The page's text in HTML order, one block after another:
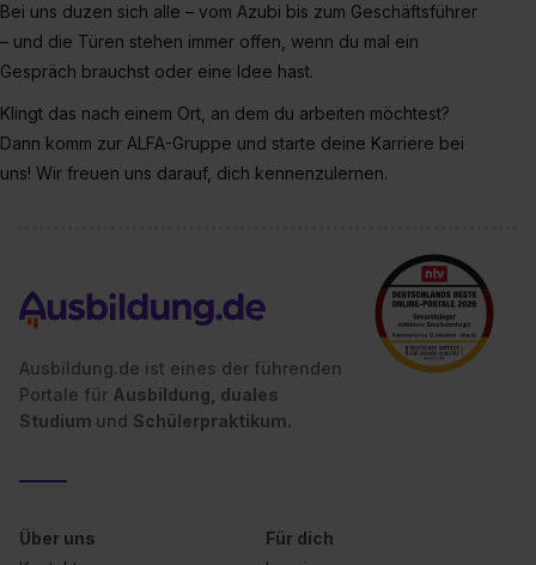
Bei uns duzen sich alle – vom Azubi bis zum Geschäftsführer
– und die Türen stehen immer offen, wenn du mal ein
Gespräch brauchst oder eine Idee hast.
Klingt das nach einem Ort, an dem du arbeiten möchtest?
Dann komm zur ALFA-Gruppe und starte deine Karriere bei
uns! Wir freuen uns darauf, dich kennenzulernen.
Ausbildung.de ist eines der führenden
Portale für Ausbildung, duales
Studium und Schülerpraktikum.
Über uns
Für dich